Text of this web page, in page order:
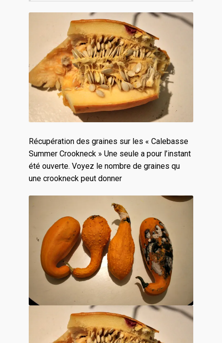
Récupération des graines sur les « Calebasse
Summer Crookneck » Une seule a pour l’instant
été ouverte. Voyez le nombre de graines qu
une crookneck peut donner